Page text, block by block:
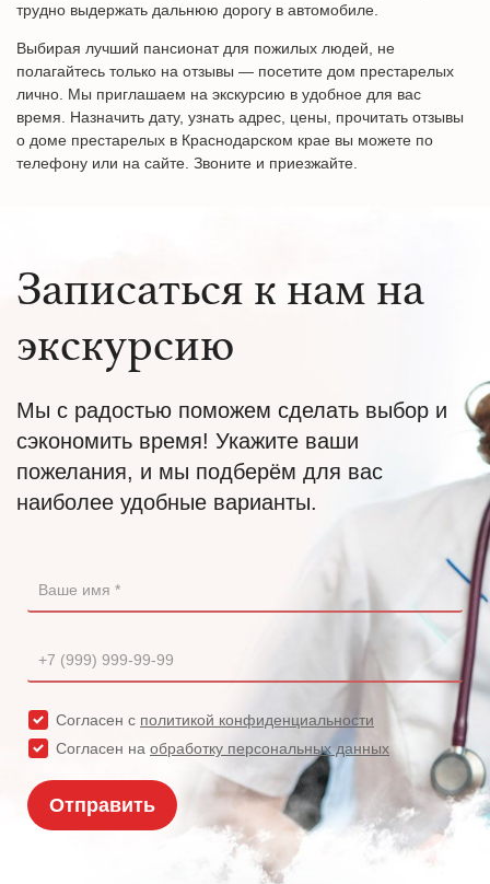
трудно выдержать дальнюю дорогу в автомобиле.
Выбирая лучший пансионат для пожилых людей, не
полагайтесь только на отзывы — посетите дом престарелых
лично. Мы приглашаем на экскурсию в удобное для вас
время. Назначить дату, узнать адрес, цены, прочитать отзывы
о доме престарелых в Краснодарском крае вы можете по
телефону или на сайте. Звоните и приезжайте.
Записаться к нам на
экскурсию
Мы с радостью поможем сделать выбор и
сэкономить время! Укажите ваши
пожелания, и мы подберём для вас
наиболее удобные варианты.